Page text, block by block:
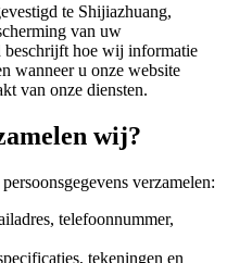
te Shijiazhuang,
van uw
beschrijft hoe wij informatie
wanneer u onze website
van onze diensten.
wij?
verzamelen:
telefoonnummer,
tekeningen en